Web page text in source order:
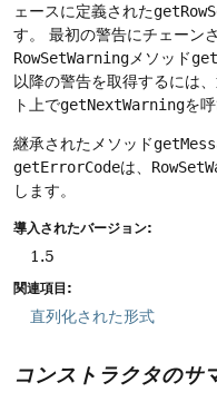
ェースに定義された
す。
最初の警告にチェーン
RowSetWarning メソッド
以降の警告を取得するには
ト上でgetNextWarningを
継承されたメソッド
getErrorCodeは、
します。
導入されたバージョン:
1.5
関連項目:
直列化された形式
コンストラクタのサ